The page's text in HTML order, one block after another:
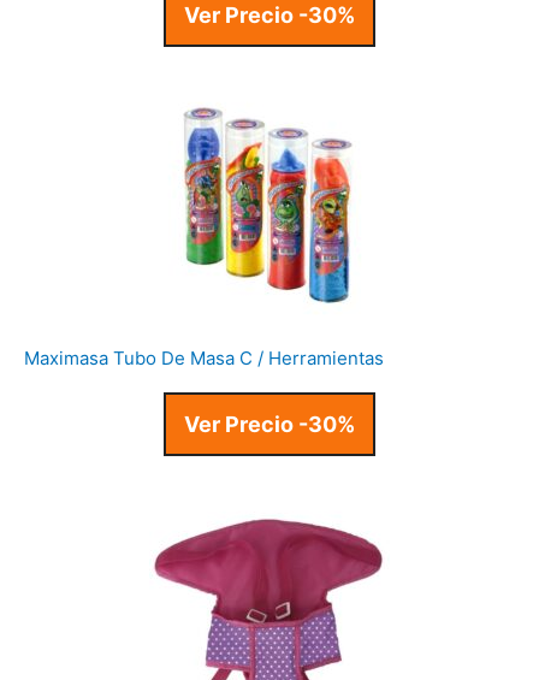
Ver Precio -30%
Maximasa Tubo De Masa C / Herramientas
Ver Precio -30%